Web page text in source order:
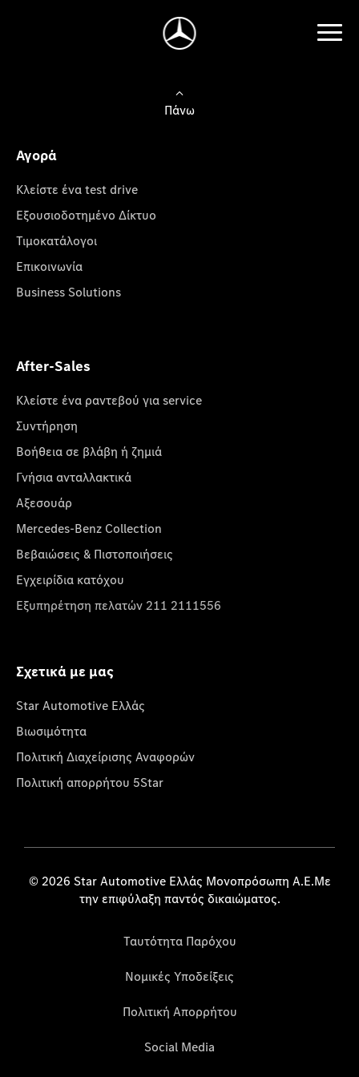
Πάνω
Αγορά
Κλείστε ένα test drive
Εξουσιοδοτημένο Δίκτυο
Τιμοκατάλογοι
Επικοινωνία
Business Solutions
After-Sales
Κλείστε ένα ραντεβού για service
Συντήρηση
Βοήθεια σε βλάβη ή ζημιά
Γνήσια ανταλλακτικά
Αξεσουάρ
Mercedes-Benz Collection
Βεβαιώσεις & Πιστοποιήσεις
Εγχειρίδια κατόχου
Εξυπηρέτηση πελατών 211 2111556
Σχετικά με μας
Star Automotive Ελλάς
Βιωσιμότητα
Πολιτική Διαχείρισης Αναφορών
Πολιτική απορρήτου 5Star
© 2026 Star Automotive Ελλάς Μονοπρόσωπη Α.Ε.Με
την επιφύλαξη παντός δικαιώματος.
Ταυτότητα Παρόχου
Νομικές Υποδείξεις
Πολιτική Απορρήτου
Social Media